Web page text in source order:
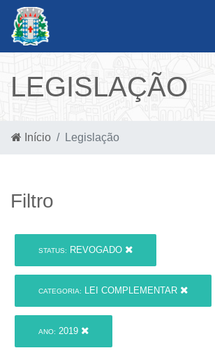
LEGISLAÇÃO
Início Legislação
Filtro
STATUS: REVOGADO
CATEGORIA: LEI COMPLEMENTAR
ANO: 2019